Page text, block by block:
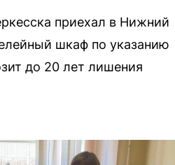
приехал в Нижний
шкаф по указанию
до 20 лет лишения